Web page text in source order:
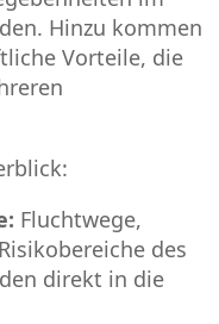
Hinzu kommen
Vorteile, die
Fluchtwege,
des
direkt in die